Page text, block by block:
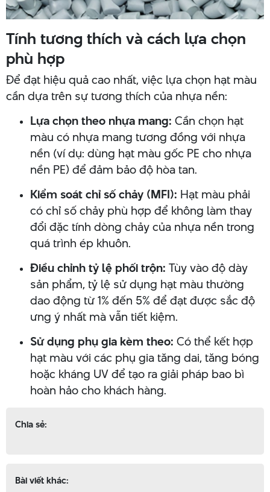
Tính tương thích và cách lựa chọn
phù hợp
Để đạt hiệu quả cao nhất, việc lựa chọn hạt màu
cần dựa trên sự tương thích của nhựa nền:
Lựa chọn theo nhựa mang: Cần chọn hạt
màu có nhựa mang tương đồng với nhựa
nền (ví dụ: dùng hạt màu gốc PE cho nhựa
nền PE) để đảm bảo độ hòa tan.
Kiểm soát chỉ số chảy (MFI): Hạt màu phải
có chỉ số chảy phù hợp để không làm thay
đổi đặc tính dòng chảy của nhựa nền trong
quá trình ép khuôn.
Điều chỉnh tỷ lệ phối trộn: Tùy vào độ dày
sản phẩm, tỷ lệ sử dụng hạt màu thường
dao động từ 1% đến 5% để đạt được sắc độ
ưng ý nhất mà vẫn tiết kiệm.
Sử dụng phụ gia kèm theo: Có thể kết hợp
hạt màu với các phụ gia tăng dai, tăng bóng
hoặc kháng UV để tạo ra giải pháp bao bì
hoàn hảo cho khách hàng.
Chia sẻ:
Bài viết khác: